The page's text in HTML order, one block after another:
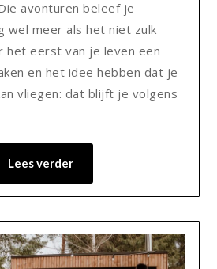
avonturen beleef je
wel meer als het niet zulk
het eerst van je leven een
en het idee hebben dat je
vliegen: dat blijft je volgens
Lees verder